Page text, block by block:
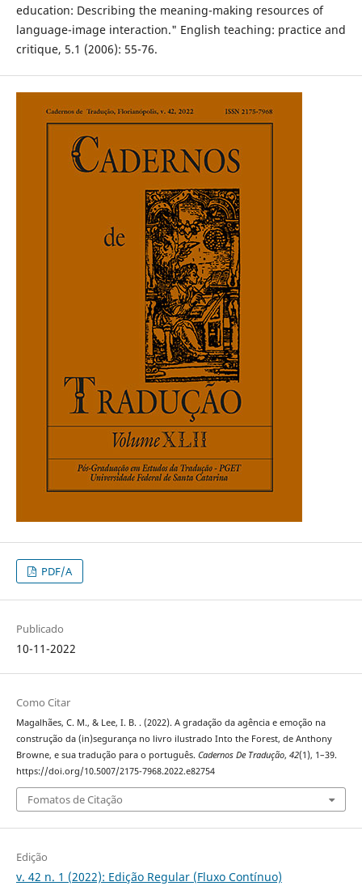
education: Describing the meaning-making resources of
language-image interaction." English teaching: practice and
critique, 5.1 (2006): 55-76.
PDF/A
Publicado
10-11-2022
Como Citar
Magalhães, C. M., & Lee, I. B. . (2022). A gradação da agência e emoção na
construção da (in)segurança no livro ilustrado Into the Forest, de Anthony
Browne, e sua tradução para o português. Cadernos De Tradução, 42(1), 1–39.
https://doi.org/10.5007/2175-7968.2022.e82754
Fomatos de Citação
Edição
v. 42 n. 1 (2022): Edição Regular (Fluxo Contínuo)